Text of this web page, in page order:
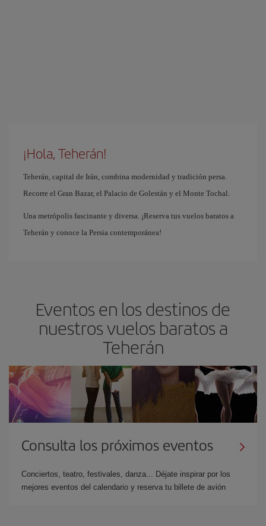
¡Hola, Teherán!
Teherán, capital de Irán, combina modernidad y tradición persa.
Recorre el Gran Bazar, el Palacio de Golestán y el Monte Tochal.
Una metrópolis fascinante y diversa. ¡Reserva tus vuelos baratos a
Teherán y conoce la Persia contemporánea!
Eventos en los destinos de
nuestros vuelos baratos a
Teherán
Consulta los próximos eventos
Conciertos, teatro, festivales, danza... Déjate inspirar por los
mejores eventos del calendario y reserva tu billete de avión